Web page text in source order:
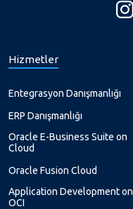
Hizmetler
Entegrasyon Danışmanlığı
ERP Danışmanlığı
Oracle E-Business Suite on
Cloud
Oracle Fusion Cloud
Application Development on
OCI